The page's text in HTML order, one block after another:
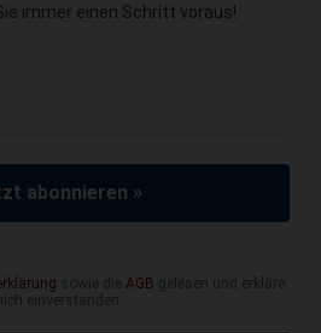
immer einen Schritt voraus!
abonnieren »
sowie die AGB gelesen und erkläre
einverstanden.